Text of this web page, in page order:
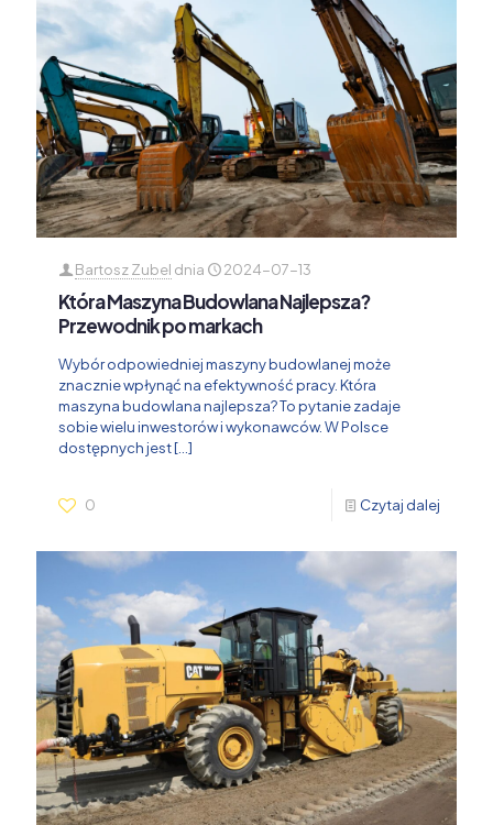
Bartosz Zubel dnia 2024-07-13
Która Maszyna Budowlana Najlepsza?
Przewodnik po markach
Wybór odpowiedniej maszyny budowlanej może
znacznie wpłynąć na efektywność pracy. Która
maszyna budowlana najlepsza? To pytanie zadaje
sobie wielu inwestorów i wykonawców. W Polsce
dostępnych jest[…]
0 Czytaj dalej